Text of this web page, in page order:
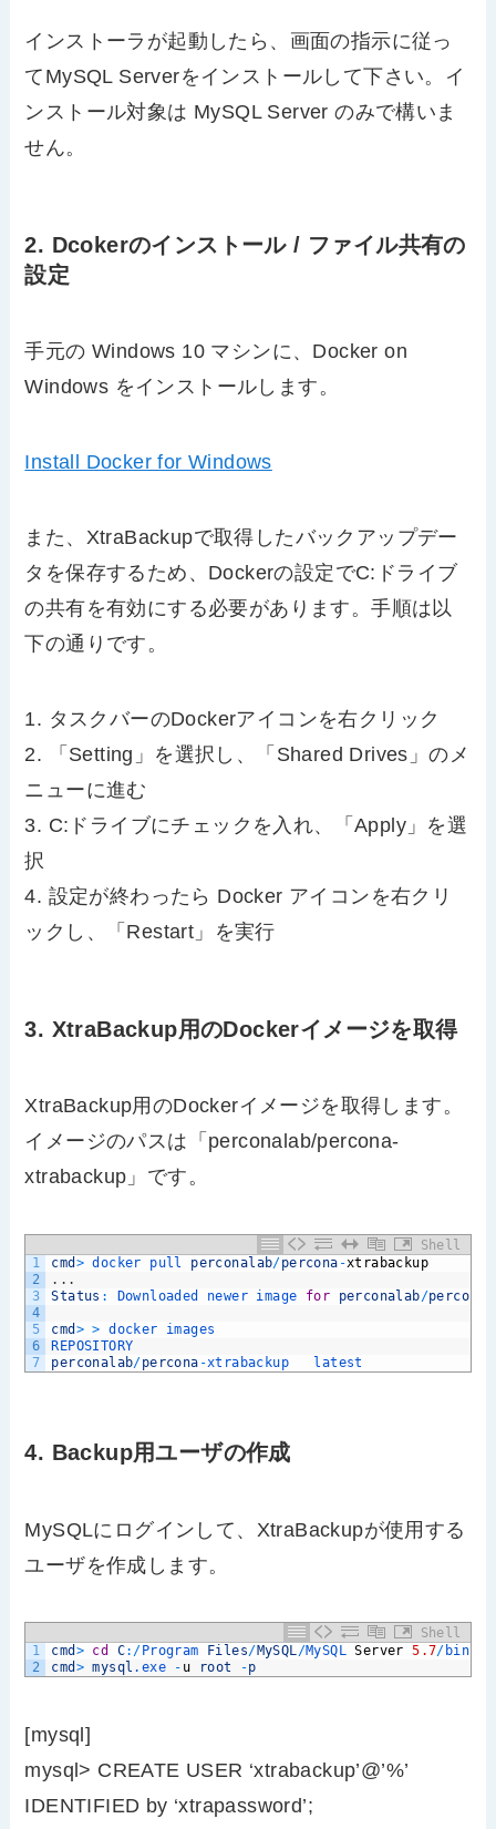
インストーラが起動したら、画面の指示に従っ
てMySQL Serverをインストールして下さい。イ
ンストール対象は MySQL Server のみで構いま
せん。
2. Dcokerのインストール / ファイル共有の
設定
手元の Windows 10 マシンに、Docker on
Windows をインストールします。
Install Docker for Windows
また、XtraBackupで取得したバックアップデー
タを保存するため、Dockerの設定でC:ドライブ
の共有を有効にする必要があります。手順は以
下の通りです。
1. タスクバーのDockerアイコンを右クリック
2. 「Setting」を選択し、「Shared Drives」のメ
ニューに進む
3. C:ドライブにチェックを入れ、「Apply」を選
択
4. 設定が終わったら Docker アイコンを右クリ
ックし、「Restart」を実行
3. XtraBackup用のDockerイメージを取得
XtraBackup用のDockerイメージを取得します。
イメージのパスは「perconalab/percona-
xtrabackup」です。
Shell
1
2
3
4
5
6
7
cmd > docker pull perconalab/percona -xtrabackup
. . .
Status : Downloaded newer image for perconalab/percona
cmd > > docker images
REPOSITORY
perconalab/percona -xtrabackup latest
4. Backup用ユーザの作成
MySQLにログインして、XtraBackupが使用する
ユーザを作成します。
Shell
1
2
cmd > cd C: / Program Files/MySQL/MySQL Server 5.7/ bin
cmd > mysql .exe - u root -p
[mysql]
mysql> CREATE USER ‘xtrabackup’@’%’
IDENTIFIED by ‘xtrapassword’;